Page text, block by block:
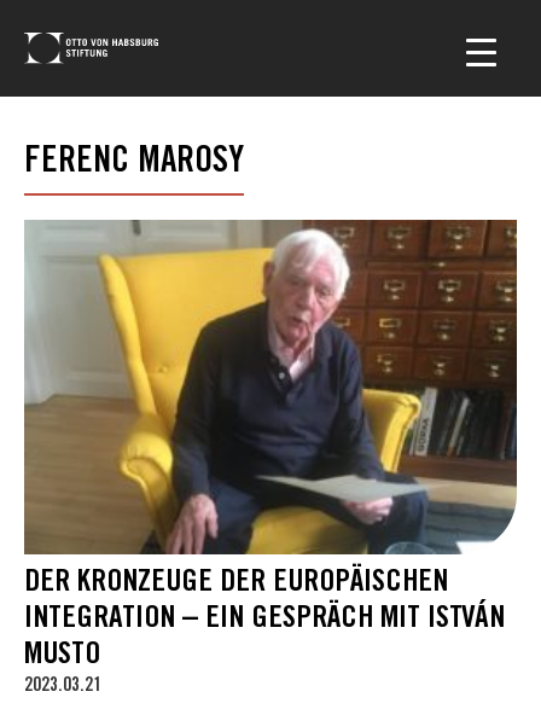
FERENC MAROSY
DER KRONZEUGE DER EUROPÄISCHEN
INTEGRATION – EIN GESPRÄCH MIT ISTVÁN
MUSTO
2023.03.21